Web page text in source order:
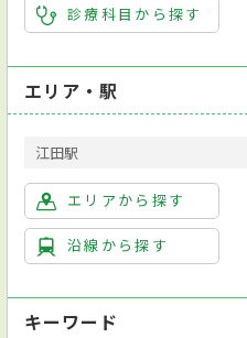
診療科目から探す
エリア・駅
江田駅
エリアから探す
沿線から探す
キーワード